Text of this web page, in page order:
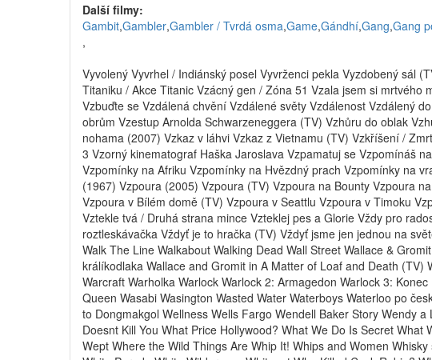
Další filmy:
Gambit,Gambler,Gambler / Tvrdá osma,Game,Gándhí,Gang,Gang
,
Vyvolený Vyvrhel / Indiánský posel Vyvrženci pekla Vyzdobený sál
Titaniku / Akce Titanic Vzácný gen / Zóna 51 Vzala jsem si mrtvého
Vzbuďte se Vzdálená chvění Vzdálené světy Vzdálenost Vzdálený
obrům Vzestup Arnolda Schwarzeneggera (TV) Vzhůru do oblak
nohama (2007) Vzkaz v láhvi Vzkaz z Vietnamu (TV) Vzkříšení /
3 Vzorný kinematograf Haška Jaroslava Vzpamatuj se Vzpomínáš
Vzpomínky na Afriku Vzpomínky na Hvězdný prach Vzpomínky na
(1967) Vzpoura (2005) Vzpoura (TV) Vzpoura na Bounty Vzpoura
Vzpoura v Bílém domě (TV) Vzpoura v Seattlu Vzpoura v Timoku
Vztekle tvá / Druhá strana mince Vzteklej pes a Glorie Vždy pro
roztleskávačka Vždyť je to hračka (TV) Vždyť jsme jen jednou na
Walk The Line Walkabout Walking Dead Wall Street Wallace &
králíkodlaka Wallace and Gromit in A Matter of Loaf and Death (TV)
Warcraft Warholka Warlock Warlock 2: Armagedon Warlock 3:
Queen Wasabi Wasington Wasted Water Waterboys Waterloo po
to Dongmakgol Wellness Wells Fargo Wendell Baker Story Wendy
Doesnt Kill You What Price Hollywood? What We Do Is Secret
Wept Where the Wild Things Are Whip It! Whips and Women